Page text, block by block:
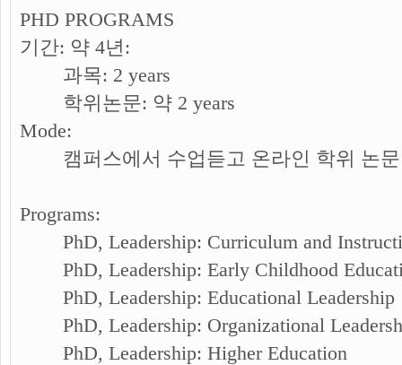
PHD PROGRAMS
기간: 약 4년:
과목: 2 years
학위논문: 약 2 years
Mode:
캠퍼스에서 수업듣고 온라인 학위 논문
Programs:
PhD, Leadership: Curriculum and
PhD, Leadership: Early Childhood
PhD, Leadership: Educational Leadership
PhD, Leadership: Organizational
PhD, Leadership: Higher Education